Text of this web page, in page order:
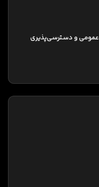
عمومی و دسترسی‌پذیری